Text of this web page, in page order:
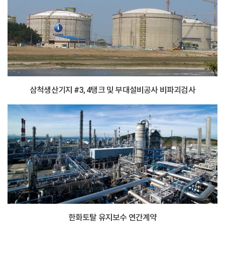
삼척생산기지 #3, 4탱크 및 부대설비공사 비파괴검사
한화토탈 유지보수 연간계약